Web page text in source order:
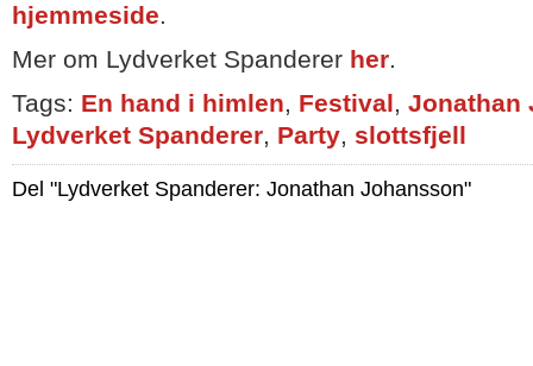
hjemmeside.
Mer om Lydverket Spanderer her.
Tags: En hand i himlen, Festival, Jonathan
Lydverket Spanderer, Party, slottsfjell
Del "Lydverket Spanderer: Jonathan Johansson"